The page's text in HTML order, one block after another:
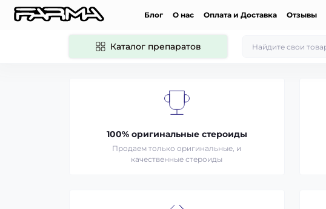
Блог О нас Оплата и Доставка Отзывы
Каталог препаратов
100% оригинальные стероиды
Продаем только оригинальные, и
качественные стероиды